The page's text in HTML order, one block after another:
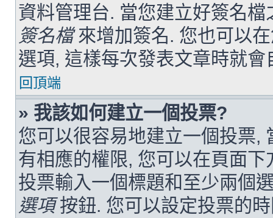
資料管理台. 當您建立好簽名
簽名檔來增加簽名. 您也可以
選項, 這樣每次發表文章時就
回頂端
» 我該如何建立一個投票?
您可以很容易地建立一個投票,
有相應的權限, 您可以在頁面
投票輸入一個標題和至少兩個
選項按鈕. 您可以設定投票的